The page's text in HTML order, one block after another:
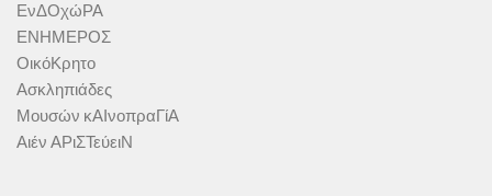
ΕνΔΟχώΡΑ
ΕΝΗΜΕΡΟΣ
ΟικόΚρητο
Ασκληπιάδες
Μουσών κΑΙνοπραΓίΑ
Αιέν ΑΡιΣΤεύειΝ